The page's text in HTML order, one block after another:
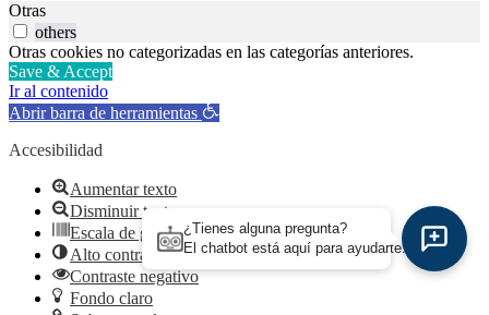
Otras
others
Otras cookies no categorizadas en las categorías anteriores.
Save & Accept
Ir al contenido
Abrir barra de herramientas
Accesibilidad
Aumentar texto
Disminuir texto
Escala de grises
Alto contraste
Contraste negativo
Fondo claro
¿Tienes alguna pregunta?
El chatbot está aquí para ayudarte.